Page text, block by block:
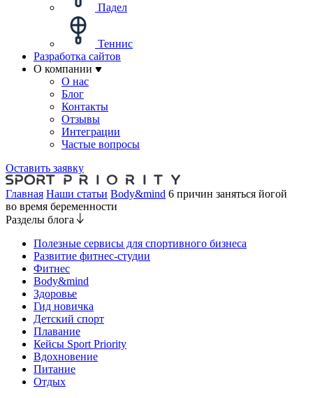
Падел
Теннис
Разработка сайтов
О компании
О нас
Блог
Контакты
Отзывы
Интеграции
Частые вопросы
Оставить заявку
Главная Наши статьи Body&mind 6 причин заняться йогой
во время беременности
Разделы блога
Полезные сервисы для спортивного бизнеса
Развитие фитнес-студии
Фитнес
Body&mind
Здоровье
Гид новичка
Детский спорт
Плавание
Кейсы Sport Priority
Вдохновение
Питание
Отдых